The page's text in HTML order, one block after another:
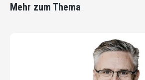
Mehr zum Thema